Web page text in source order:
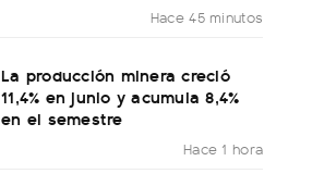
Hace 45 minutos
La producción minera creció
11,4% en junio y acumula 8,4%
en el semestre
Hace 1 hora